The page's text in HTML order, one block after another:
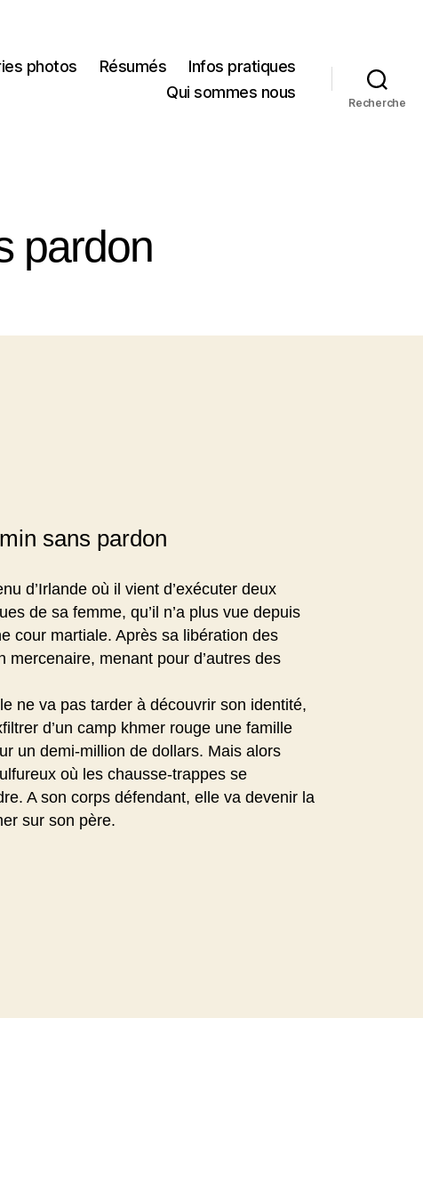
photos Résumés
Infos pratiques
Qui sommes nous
Recherche
pardon
sans pardon
d’Irlande où il vient d’exécuter deux
de sa femme, qu’il n’a plus vue depuis
cour martiale. Après sa libération des
mercenaire, menant pour d’autres des
ne va pas tarder à découvrir son identité,
d’un camp khmer rouge une famille
un demi-million de dollars. Mais alors
où les chausse-trappes se
A son corps défendant, elle va devenir la
sur son père.